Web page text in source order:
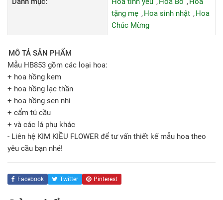
tặng mẹ
Hoa sinh nhật
Hoa
Chúc Mừng
MÔ TẢ SẢN PHẨM
Mẫu HB853 gồm các loại hoa:
+ hoa hồng kem
+ hoa hồng lạc thần
+ hoa hồng sen nhí
+ cẩm tú cầu
+ và các lá phụ khác
- Liên hệ KIM KIỀU FLOWER để tư vấn thiết kế mẫu hoa theo
yêu cầu bạn nhé!
Facebook Twitter Pinterest